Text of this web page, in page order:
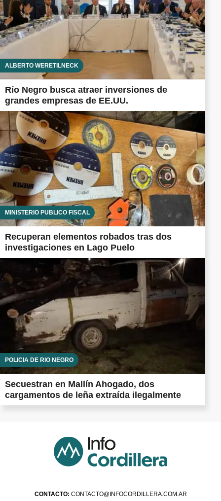
ALBERTO WERETILNECK
Río Negro busca atraer inversiones de
grandes empresas de EE.UU.
MINISTERIO PÚBLICO FISCAL
Recuperan elementos robados tras dos
investigaciones en Lago Puelo
POLICÍA DE RÍO NEGRO
Secuestran en Mallín Ahogado, dos
cargamentos de leña extraída ilegalmente
CONTACTO: CONTACTO@INFOCORDILLERA.COM.AR